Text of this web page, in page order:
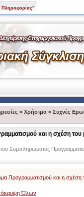
Πληροφορίας"
> Χρήσιμα > Συχνές
και η σχέση του
Συμπληρώματος
Προγραμματισμού και η σχέση
Όλων